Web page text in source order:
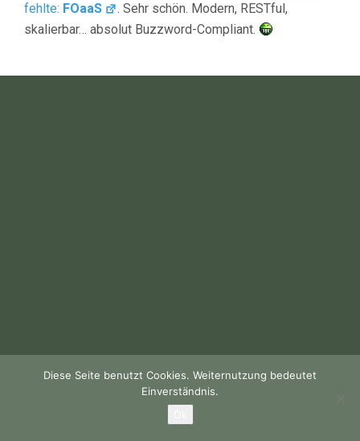
fehlte: FOaaS
. Sehr schön. Modern, RESTful,
skalierbar… absolut Buzzword-Compliant.
Diese Seite benutzt Cookies. Weiternutzung bedeutet
Einverständnis.